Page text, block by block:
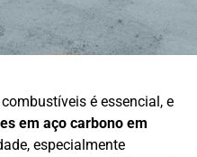
é essencial, e
em aço carbono em
especialmente